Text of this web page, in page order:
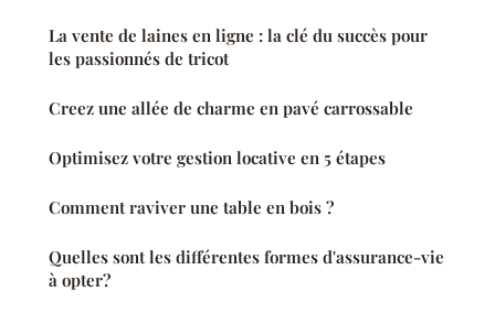
La vente de laines en ligne : la clé du succès pour
les passionnés de tricot
Creez une allée de charme en pavé carrossable
Optimisez votre gestion locative en 5 étapes
Comment raviver une table en bois ?
Quelles sont les différentes formes d'assurance-vie
à opter?